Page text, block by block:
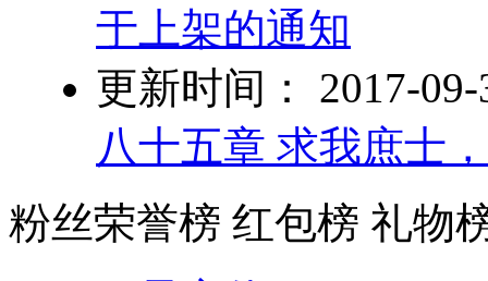
于上架的通知
更新时间： 2017-
八十五章 求我庶士
粉丝荣誉榜 红包榜 礼物